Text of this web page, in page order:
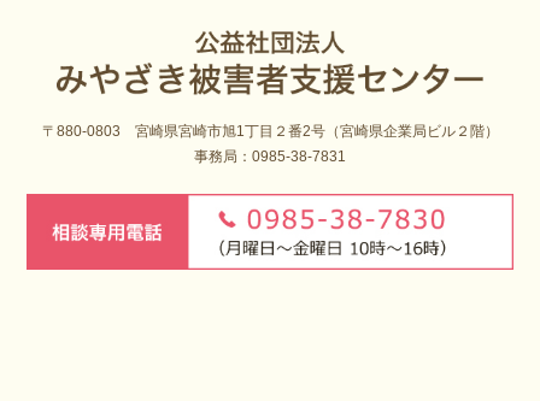
〒880-0803 宮崎県宮崎市旭1丁目２番2号（宮崎県企業局ビル２階）
事務局：0985-38-7831